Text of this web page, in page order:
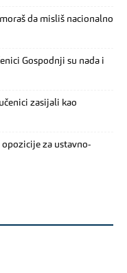
da misliš nacionalno
Gospodnji su nada i
zasijali kao
za ustavno-